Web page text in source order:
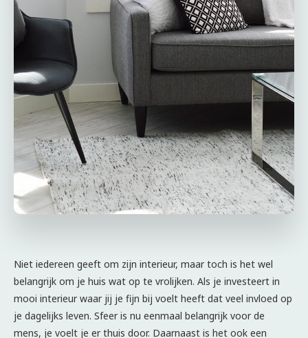
Niet iedereen geeft om zijn interieur, maar toch is het wel
belangrijk om je huis wat op te vrolijken. Als je investeert in
mooi interieur waar jij je fijn bij voelt heeft dat veel invloed op
je dagelijks leven. Sfeer is nu eenmaal belangrijk voor de
mens, je voelt je er thuis door. Daarnaast is het ook een